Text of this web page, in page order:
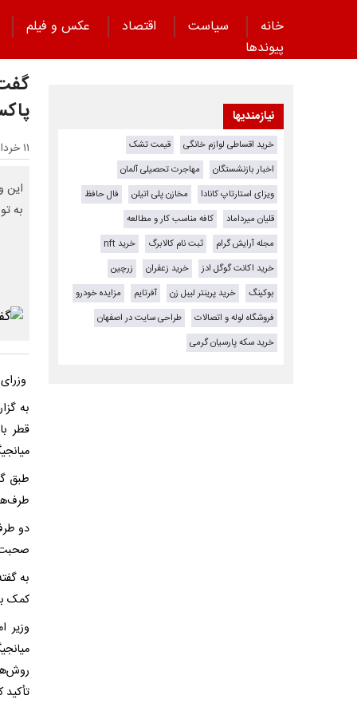
خانه سیاست اقتصاد
عکس و فیلم
پیوند‌ها
۱۱ خرداد ۱۴۰۵ - ۱۶:۴۱
این
به
به
قطر
طبق
دو
صحبت
به
کمک
وزیر
تأکید
نیازمندیها
خرید اقساطی لوازم خانگی
قیمت تشک
اخبار بازنشستگان
مهاجرت تحصیلی آلمان
ویزای استارتاپ کانادا
مخازن پلی اتیلن
فال حافظ
قلیان میرداماد
کافه مناسب کار و مطالعه
مجله آرایش گرام
ثبت نام کالابرگ
خرید nft
خرید اکانت گوگل ادز
خرید زعفران
زرچین
بوکینگ
خرید پرینتر لیبل زن آفرتایم
مزایده خودرو
فروشگاه لوله و اتصالات
طراحی سایت در اصفهان
خرید سکه پارسیان گرمی